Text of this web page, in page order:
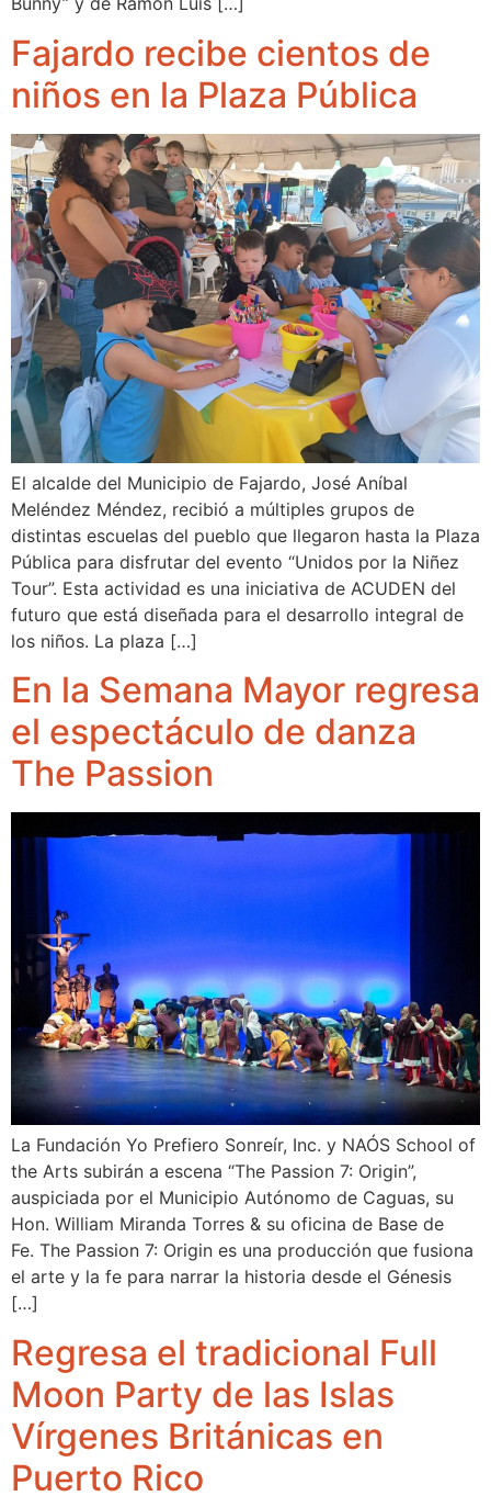
Fajardo recibe cientos de
niños en la Plaza Pública
El alcalde del Municipio de Fajardo, José Aníbal
Meléndez Méndez, recibió a múltiples grupos de
distintas escuelas del pueblo que llegaron hasta la Plaza
Pública para disfrutar del evento “Unidos por la Niñez
Tour”. Esta actividad es una iniciativa de ACUDEN del
futuro que está diseñada para el desarrollo integral de
los niños. La plaza […]
En la Semana Mayor regresa
el espectáculo de danza
The Passion
La Fundación Yo Prefiero Sonreír, Inc. y NAÓS School of
the Arts subirán a escena “The Passion 7: Origin”,
auspiciada por el Municipio Autónomo de Caguas, su
Hon. William Miranda Torres & su oficina de Base de
Fe. The Passion 7: Origin es una producción que fusiona
el arte y la fe para narrar la historia desde el Génesis
[…]
Regresa el tradicional Full
Moon Party de las Islas
Vírgenes Británicas en
Puerto Rico